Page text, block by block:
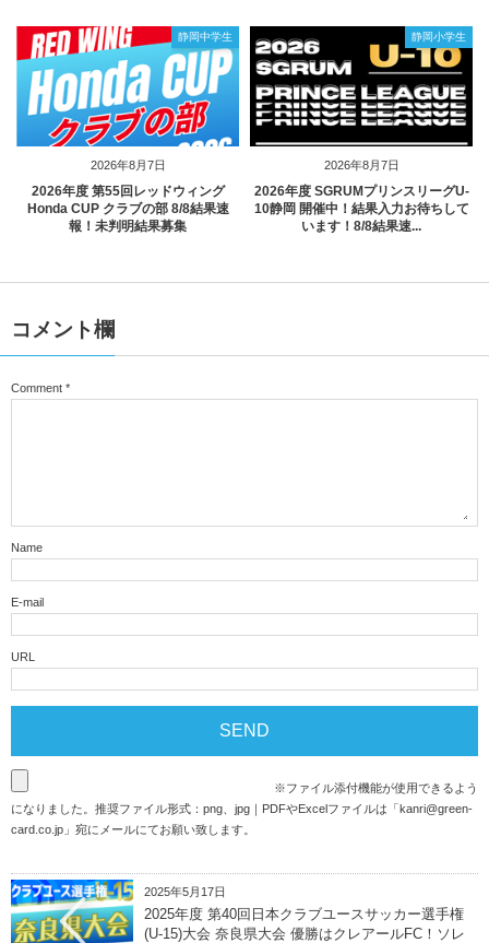
2026年8月7日
静岡中学生
2026年度 第55回レッドウィング
Honda CUP クラブの部 8/8結果速
報！未判明結果募集
2026年8月7日
静岡小学生
2026年度 SGRUMプリンスリーグU-
10静岡 開催中！結果入力お待ちして
います！8/8結果速...
コメント欄
Comment *
Name
E-mail
URL
※ファイル添付機能が使用できるよう
になりました。推奨ファイル形式：png、jpg｜PDFやExcelファイルは「kanri@green-
card.co.jp 」宛にメールにてお願い致します。
2025年5月17日
2025年度 第40回日本クラブユースサッカー選手権
(U-15)大会 奈良県大会 優勝はクレアールFC！ソレ